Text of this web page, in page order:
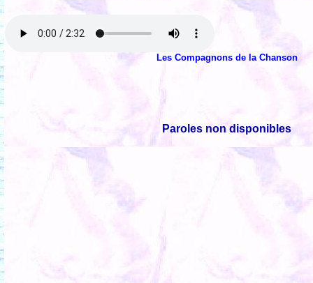
Les Compagnons de la Chanson
Paroles non disponibles